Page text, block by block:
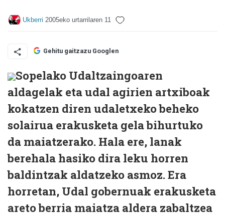
Ukberri 2005eko urtarrilaren 11
Gehitu gaitzazu Googlen
Sopelako Udaltzaingoaren
aldagelak eta udal agirien artxiboak
kokatzen diren udaletxeko beheko
solairua erakusketa gela bihurtuko
da maiatzerako. Hala ere, lanak
berehala hasiko dira leku horren
baldintzak aldatzeko asmoz. Era
horretan, Udal gobernuak erakusketa
areto berria maiatza aldera zabaltzea